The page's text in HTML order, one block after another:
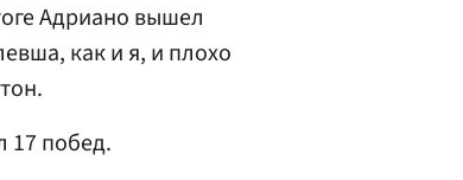
Адриано вышел
как и я, и плохо
17 побед.